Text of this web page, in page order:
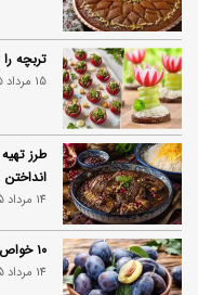
تربچه
15 مرداد 1405
طرز
انداختن
14 مرداد 1405
۱۰ خواص آلو؛ فواید شگفت‌انگیز این میوه برای سلامت بدن
14 مرداد 1405